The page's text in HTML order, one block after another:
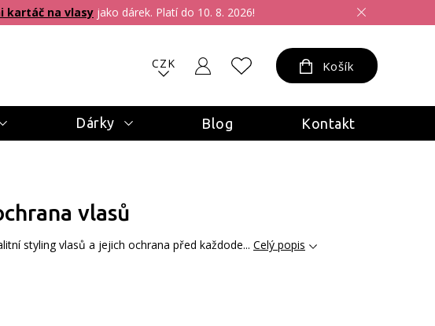
kartáč na vlasy jako dárek. Platí do 10. 8. 2026!
CZK Košík
Dárky Blog Kontakt
vlasů
styling vlasů a jejich ochrana před každode... Celý popis